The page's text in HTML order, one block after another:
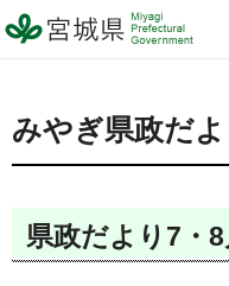
宮城県 Miyagi Prefectural
Government
みやぎ県政だ
県政だより7・